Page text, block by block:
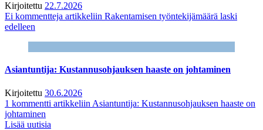
Kirjoitettu 22.7.2026
Ei kommentteja artikkeliin Rakentamisen työntekijämäärä laski
edelleen
Asiantuntija: Kustannusohjauksen haaste on johtaminen
Kirjoitettu 30.6.2026
1 kommentti artikkeliin Asiantuntija: Kustannusohjauksen haaste on
johtaminen
Lisää uutisia